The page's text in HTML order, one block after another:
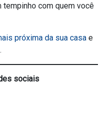
tempinho com quem você
próxima da sua casa e
sociais